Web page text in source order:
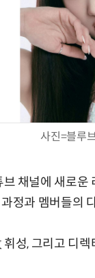
사진=블루
채널에 새로
정과 멤버들의
성, 그리고 디